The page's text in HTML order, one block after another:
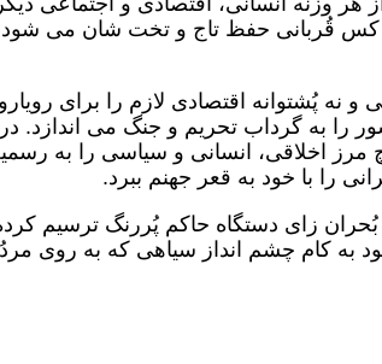
کس قُربانی حفظ تاج و تخت شان می
نه پُشتوانه اقتصادی لازم را برای
را به گرداب تحریم و جنگ می اندازد. در
اخلاقی، انسانی و سیاسی را به
را با خود به قعر جهنم ببرد.
زای دستگاه حاکم پُررنگ ترسیم
به کام چشم انداز سیاهی که به روی